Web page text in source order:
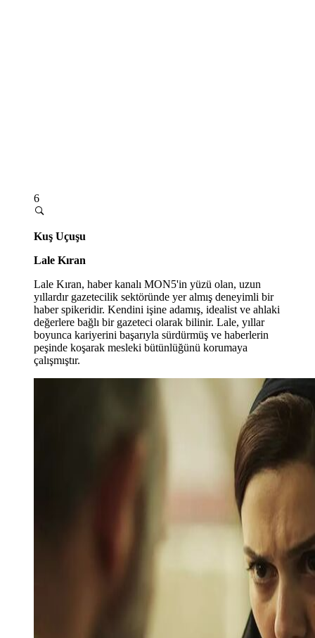
6
Kuş Uçuşu
Lale Kıran
Lale Kıran, haber kanalı MON5'in yüzü olan, uzun
yıllardır gazetecilik sektöründe yer almış deneyimli bir
haber spikeridir. Kendini işine adamış, idealist ve ahlaki
değerlere bağlı bir gazeteci olarak bilinir. Lale, yıllar
boyunca kariyerini başarıyla sürdürmüş ve haberlerin
peşinde koşarak mesleki bütünlüğünü korumaya
çalışmıştır.